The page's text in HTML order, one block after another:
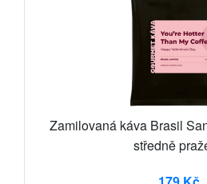
Zamilovaná káva Brasil
středně